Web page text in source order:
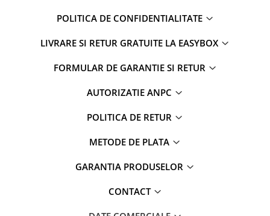
POLITICA DE CONFIDENTIALITATE
LIVRARE SI RETUR GRATUITE LA EASYBOX
FORMULAR DE GARANTIE SI RETUR
AUTORIZATIE ANPC
POLITICA DE RETUR
METODE DE PLATA
GARANTIA PRODUSELOR
CONTACT